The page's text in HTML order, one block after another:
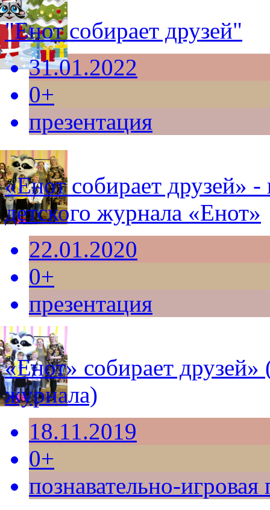
"Енот собирает друзей"
31.01.2022
0+
презентация
«Енот собирает друзей»
детского журнала «Енот»
22.01.2020
0+
презентация
«Енот» собирает друзей»
журнала)
18.11.2019
0+
познавательно-